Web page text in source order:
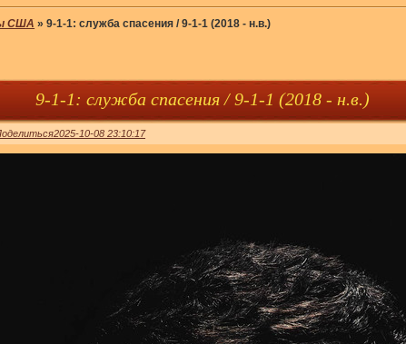
США »9-1-1: служба спасения / 9-1-1 (2018 - н.в.)
9-1-1: служба спасения / 9-1-1 (2018 - н.в.)
2025-10-08 23:10:17